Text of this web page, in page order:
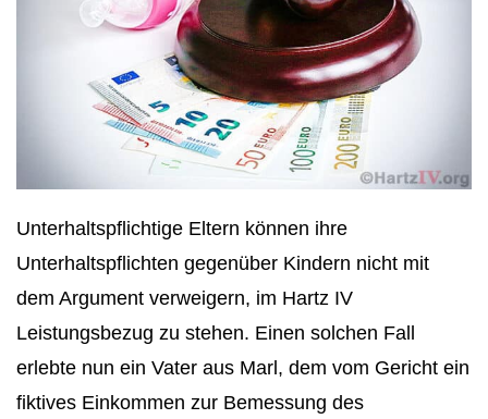
Unterhaltspflichtige Eltern können ihre
Unterhaltspflichten gegenüber Kindern nicht mit
dem Argument verweigern, im Hartz IV
Leistungsbezug zu stehen. Einen solchen Fall
erlebte nun ein Vater aus Marl, dem vom Gericht ein
fiktives Einkommen zur Bemessung des